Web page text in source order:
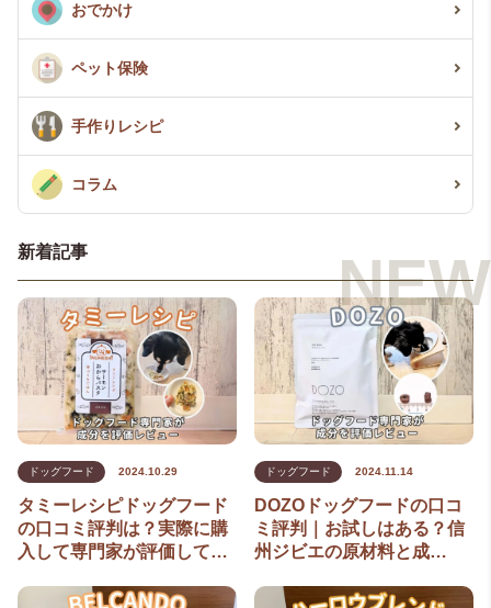
シベリアンハスキー
シーズー
ジャックラッセルテリア
ダルメシアン
チワックス
トイプードル
パグ
パピヨン
ビション・フリーゼ
フレンチブルドッグ
ペキニーズ
ボストンテリア
ボーダーコリー
おでかけ
ペット保険
手作りレシピ
コラム
新着記事
ドッグフード 2024.10.29
タミーレシピドッグフード
の口コミ評判は？実際に購
入して専門家が評価して…
ドッグフード 2024.11.14
DOZOドッグフードの口コ
ミ評判｜お試しはある？信
州ジビエの原材料と成…